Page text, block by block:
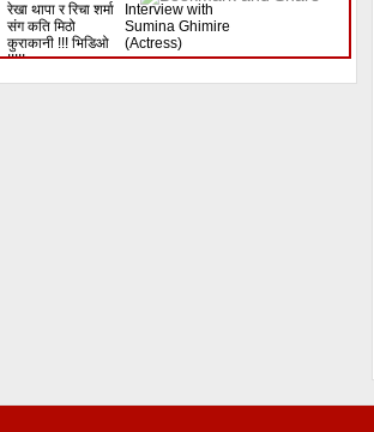
रेखा थापा र रिचा शर्मा
संग कति मिठो
कुराकानी !!! भिडिओ
!!!!!
Interview with
Sumina Ghimire
(Actress)